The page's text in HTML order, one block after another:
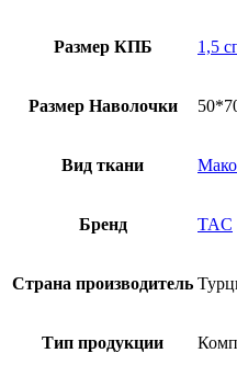
Размер КПБ 1,5
Размер Наволочки
Вид ткани
Бренд TAC
Страна производитель
Тип продукции